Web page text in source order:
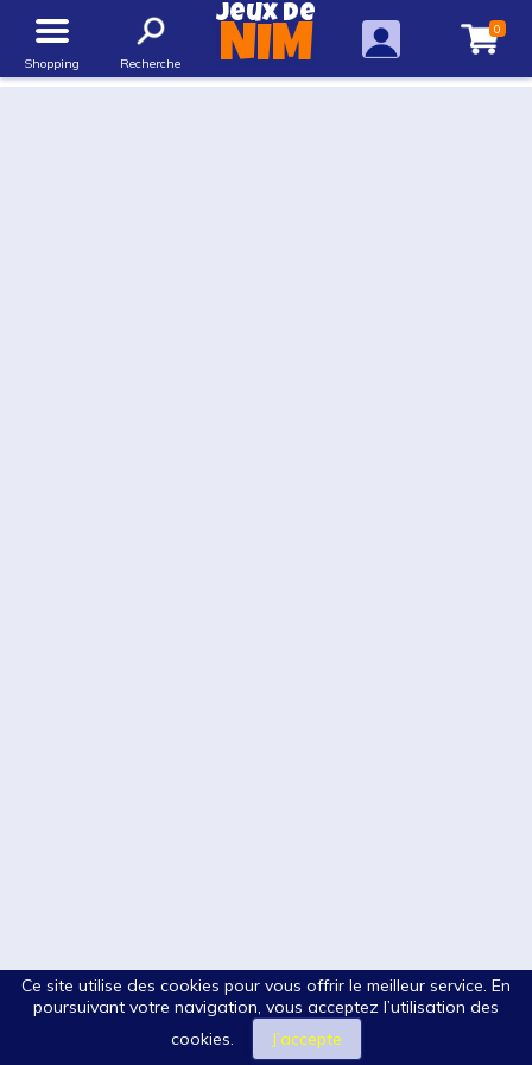
Shopping Recherche
Jeux de
NIM 0
Ce site utilise des cookies pour vous offrir le meilleur service. En
poursuivant votre navigation, vous acceptez l’utilisation des
cookies.
J’accepte